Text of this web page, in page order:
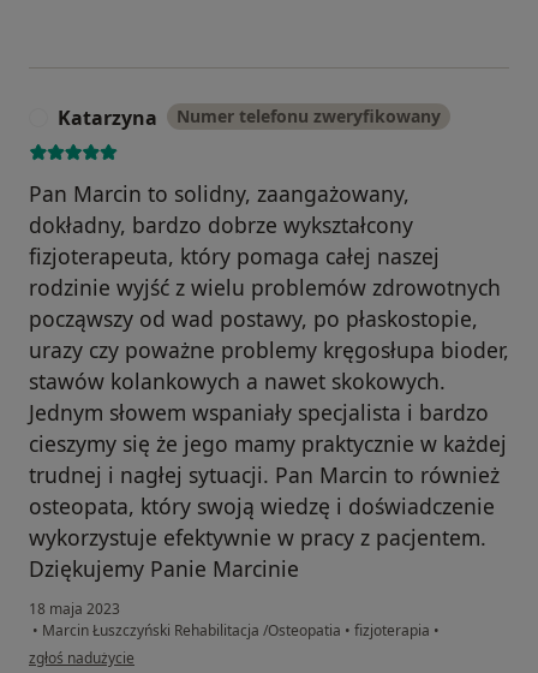
Katarzyna Numer telefonu zweryfikowany
Pan Marcin to solidny, zaangażowany,
dokładny, bardzo dobrze wykształcony
fizjoterapeuta, który pomaga całej naszej
rodzinie wyjść z wielu problemów zdrowotnych
począwszy od wad postawy, po płaskostopie,
urazy czy poważne problemy kręgosłupa bioder,
stawów kolankowych a nawet skokowych.
Jednym słowem wspaniały specjalista i bardzo
cieszymy się że jego mamy praktycznie w każdej
trudnej i nagłej sytuacji. Pan Marcin to również
osteopata, który swoją wiedzę i doświadczenie
wykorzystuje efektywnie w pracy z pacjentem.
Dziękujemy Panie Marcinie
18 maja 2023
• Marcin Łuszczyński Rehabilitacja /Osteopatia • fizjoterapia •
w opinii użytkownika Katarzyna
zgłoś nadużycie